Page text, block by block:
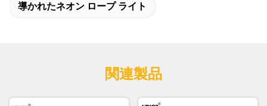
導かれたネオン ロープ ライト
関連製品